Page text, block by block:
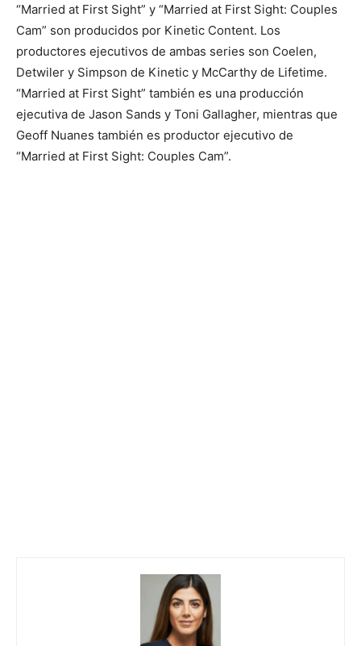
“Married at First Sight” y “Married at First Sight: Couples
Cam” son producidos por Kinetic Content. Los
productores ejecutivos de ambas series son Coelen,
Detwiler y Simpson de Kinetic y McCarthy de Lifetime.
“Married at First Sight” también es una producción
ejecutiva de Jason Sands y Toni Gallagher, mientras que
Geoff Nuanes también es productor ejecutivo de
“Married at First Sight: Couples Cam”.